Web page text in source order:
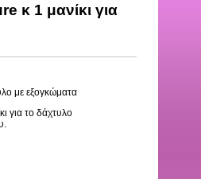
κ 1 μανίκι για
με εξογκώματα
για το δάχτυλο